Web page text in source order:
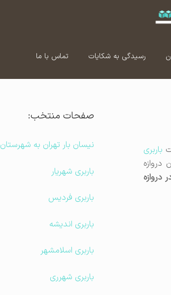
رسیدگی به شکایات تماس با ما
باربری
دروازه
دروازه
صفحات منتخب:
نیسان بار تهران به شهرستان
باربری شهریار
باربری فردیس
باربری اندیشه
باربری اسلامشهر
باربری شهرری